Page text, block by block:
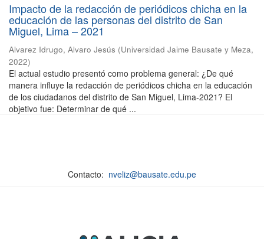
Impacto de la redacción de periódicos chicha en la
educación de las personas del distrito de San
Miguel, Lima – 2021
Alvarez Idrugo, Alvaro Jesús (Universidad Jaime Bausate y Meza,
2022)
El actual estudio presentó como problema general: ¿De qué
manera influye la redacción de periódicos chicha en la educación
de los ciudadanos del distrito de San Miguel, Lima-2021? El
objetivo fue: Determinar de qué ...
Contacto: nveliz@bausate.edu.pe